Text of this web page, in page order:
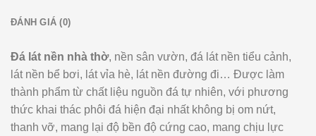
ĐÁNH GIÁ (0)
Đá lát nền nhà thờ, nền sân vườn, đá lát nền tiểu cảnh,
lát nền bể bơi, lát vỉa hè, lát nền đường đi… Được làm
thành phẩm từ chất liệu nguồn đá tự nhiên, với phương
thức khai thác phôi đá hiện đại nhất không bị om nứt,
thanh vỡ, mang lại độ bền độ cứng cao, mang chịu lực